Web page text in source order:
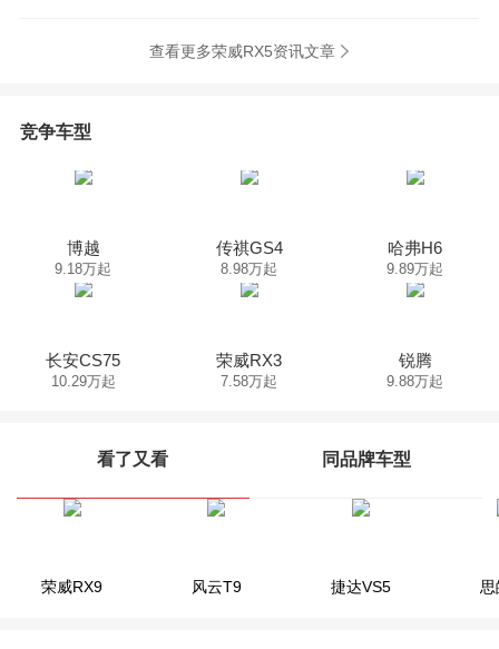
查看更多荣威RX5资讯文章
竞争车型
博越
9.18万起
传祺GS4
8.98万起
哈弗H6
9.89万起
长安CS75
10.29万起
荣威RX3
7.58万起
锐腾
9.88万起
看了又看 同品牌车型
荣威RX9 风云T9 捷达VS5
荣威iMAX8 荣威RX5 MAX 荣威RX8 荣